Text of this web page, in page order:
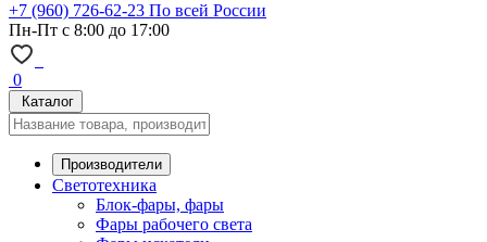
+7 (960) 726-62-23 По всей России
Пн-Пт с 8:00 до 17:00
0
Каталог
Производители
Светотехника
Блок-фары, фары
Фары рабочего света